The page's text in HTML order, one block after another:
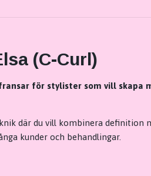
(C-Curl)
för stylister som vill skapa
där du vill kombinera definition
kunder och behandlingar.